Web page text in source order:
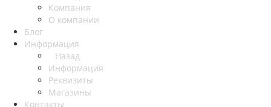
Компания
О компании
Блог
Информация
Назад
Информация
Реквизиты
Магазины
Контакты